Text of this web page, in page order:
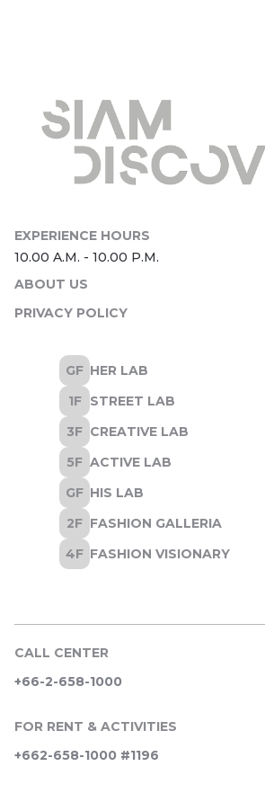
ABOUT US
PRIVACY POLICY
CALL CENTER
+66-2-658-1000
FOR RENT & ACTIVITIES
+662-658-1000 #1196